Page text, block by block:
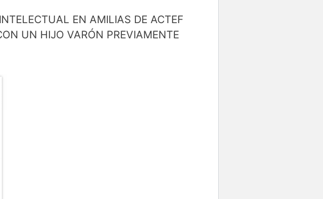
EN AMILIAS DE ACTEF
UN HIJO VARÓN PREVIAMENTE